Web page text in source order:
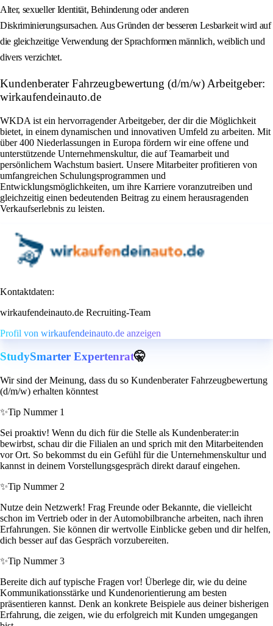
Alter, sexueller Identität, Behinderung oder anderen
Diskriminierungsursachen. Aus Gründen der besseren Lesbarkeit wird auf
die gleichzeitige Verwendung der Sprachformen männlich, weiblich und
divers verzichtet.
Kundenberater Fahrzeugbewertung (d/m/w) Arbeitgeber:
wirkaufendeinauto.de
WKDA ist ein hervorragender Arbeitgeber, der dir die Möglichkeit
bietet, in einem dynamischen und innovativen Umfeld zu arbeiten. Mit
über 400 Niederlassungen in Europa fördern wir eine offene und
unterstützende Unternehmenskultur, die auf Teamarbeit und
persönlichem Wachstum basiert. Unsere Mitarbeiter profitieren von
umfangreichen Schulungsprogrammen und
Entwicklungsmöglichkeiten, um ihre Karriere voranzutreiben und
gleichzeitig einen bedeutenden Beitrag zu einem herausragenden
Verkaufserlebnis zu leisten.
Kontaktdaten:
wirkaufendeinauto.de Recruiting-Team
Profil von wirkaufendeinauto.de anzeigen
StudySmarter Expertenrat🤫
Wir sind der Meinung, dass du so Kundenberater Fahrzeugbewertung
(d/m/w) erhalten könntest
✨Tip Nummer 1
Sei proaktiv! Wenn du dich für die Stelle als Kundenberater:in
bewirbst, schau dir die Filialen an und sprich mit den Mitarbeitenden
vor Ort. So bekommst du ein Gefühl für die Unternehmenskultur und
kannst in deinem Vorstellungsgespräch direkt darauf eingehen.
✨Tip Nummer 2
Nutze dein Netzwerk! Frag Freunde oder Bekannte, die vielleicht
schon im Vertrieb oder in der Automobilbranche arbeiten, nach ihren
Erfahrungen. Sie können dir wertvolle Einblicke geben und dir helfen,
dich besser auf das Gespräch vorzubereiten.
✨Tip Nummer 3
Bereite dich auf typische Fragen vor! Überlege dir, wie du deine
Kommunikationsstärke und Kundenorientierung am besten
präsentieren kannst. Denk an konkrete Beispiele aus deiner bisherigen
Erfahrung, die zeigen, wie du erfolgreich mit Kunden umgegangen